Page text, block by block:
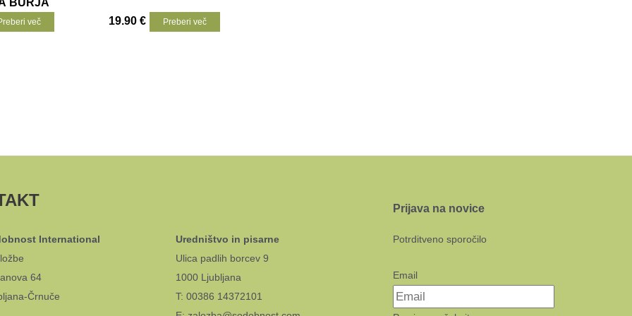
BURJA
več 19.90 € Preberi več
International
64
Črnuče
Uredništvo in pisarne
Ulica padlih borcev 9
1000 Ljubljana
T: 00386 14372101
Prijava na novice
Potrditveno sporočilo
Email